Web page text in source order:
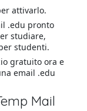
attivarlo.
.edu pronto
studiare,
studenti.
gratuito ora e
email .edu
Mail